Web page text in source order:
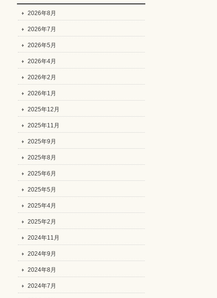
2026年8月
2026年7月
2026年5月
2026年4月
2026年2月
2026年1月
2025年12月
2025年11月
2025年9月
2025年8月
2025年6月
2025年5月
2025年4月
2025年2月
2024年11月
2024年9月
2024年8月
2024年7月